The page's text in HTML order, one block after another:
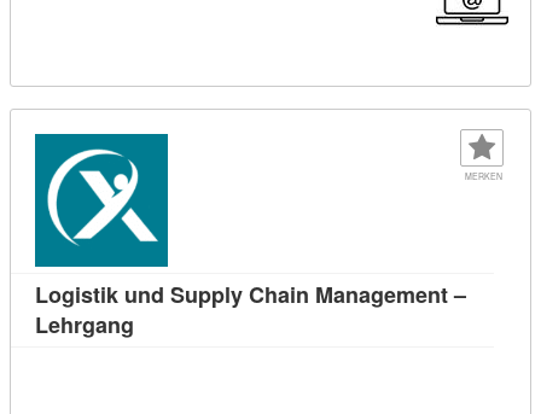
MERKEN
Logistik und Supply Chain Management –
Lehrgang